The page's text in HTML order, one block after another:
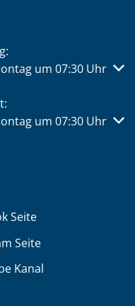
Schließzeiten
um 07:30 Uhr
Schließzeiten
um 07:30 Uhr
Seite
Seite
Kanal